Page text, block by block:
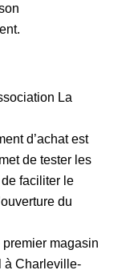
La
d’achat est
de tester les
faciliter le
du
magasin
à Charleville-